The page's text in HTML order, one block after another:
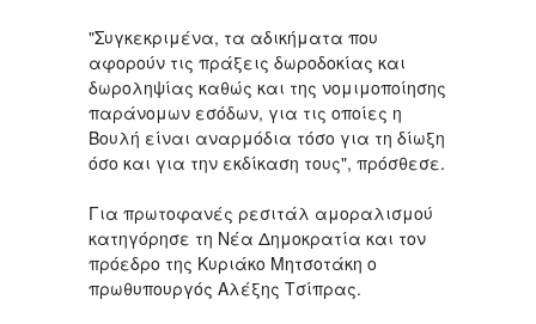
"Συγκεκριμένα, τα αδικήματα που
αφορούν τις πράξεις δωροδοκίας και
δωροληψίας καθώς και της νομιμοποίησης
παράνομων εσόδων, για τις οποίες η
Βουλή είναι αναρμόδια τόσο για τη δίωξη
όσο και για την εκδίκαση τους", πρόσθεσε.
Για πρωτοφανές ρεσιτάλ αμοραλισμού
κατηγόρησε τη Νέα Δημοκρατία και τον
πρόεδρο της Κυριάκο Μητσοτάκη ο
πρωθυπουργός Αλέξης Τσίπρας.